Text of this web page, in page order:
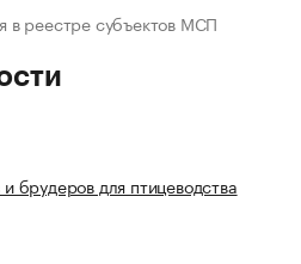
в реестре субъектов МСП
брудеров для птицеводства